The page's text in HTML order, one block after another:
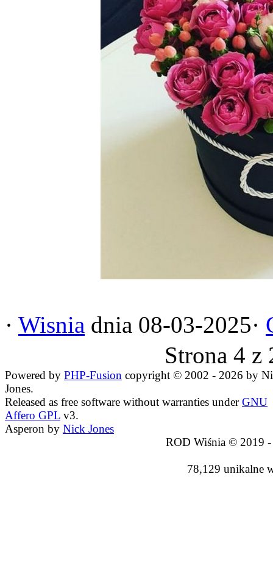
· Wisnia dnia 08-03-2025·
Strona 4
Powered by PHP-Fusion copyright © 2002 - 2026 by
Jones.
Released as free software without warranties underGNU
Affero GPL v3.
Asperon by Nick Jones
ROD Wiśnia © 2019
78,129 unikalne